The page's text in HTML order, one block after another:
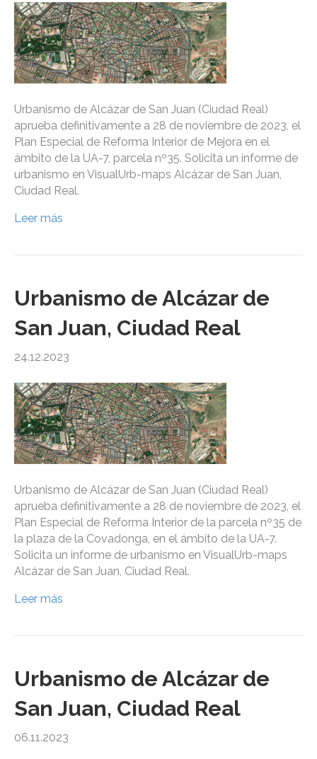
Urbanismo de Alcázar de San Juan (Ciudad Real)
aprueba definitivamente a 28 de noviembre de 2023, el
Plan Especial de Reforma Interior de Mejora en el
ámbito de la UA-7, parcela nº35. Solicita un informe de
urbanismo en VisualUrb-maps Alcázar de San Juan,
Ciudad Real.
Leer más
Urbanismo de Alcázar de
San Juan, Ciudad Real
24.12.2023
Urbanismo de Alcázar de San Juan (Ciudad Real)
aprueba definitivamente a 28 de noviembre de 2023, el
Plan Especial de Reforma Interior de la parcela nº35 de
la plaza de la Covadonga, en el ámbito de la UA-7.
Solicita un informe de urbanismo en VisualUrb-maps
Alcázar de San Juan, Ciudad Real.
Leer más
Urbanismo de Alcázar de
San Juan, Ciudad Real
06.11.2023